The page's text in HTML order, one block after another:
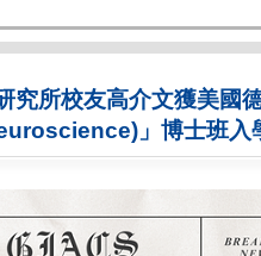
究所校友高介文獲美國
」博士班入